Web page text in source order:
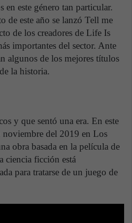
en este género tan particular.
de este año se lanzó Tell me
de los creadores de Life Is
importantes del sector. Ante
algunos de los mejores títulos
la historia.
y que sentó una era. En este
noviembre del 2019 en Los
obra basada en la película de
ciencia ficción está
para tratarse de un juego de